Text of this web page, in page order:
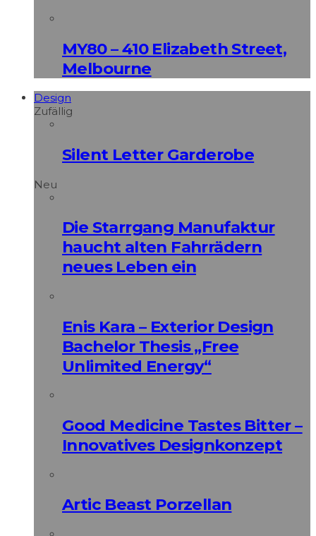
MY80 – 410 Elizabeth Street,
Melbourne
Design
Zufällig
Silent Letter Garderobe
Neu
Die Starrgang Manufaktur
haucht alten Fahrrädern
neues Leben ein
Enis Kara – Exterior Design
Bachelor Thesis „Free
Unlimited Energy“
Good Medicine Tastes Bitter –
Innovatives Designkonzept
Artic Beast Porzellan